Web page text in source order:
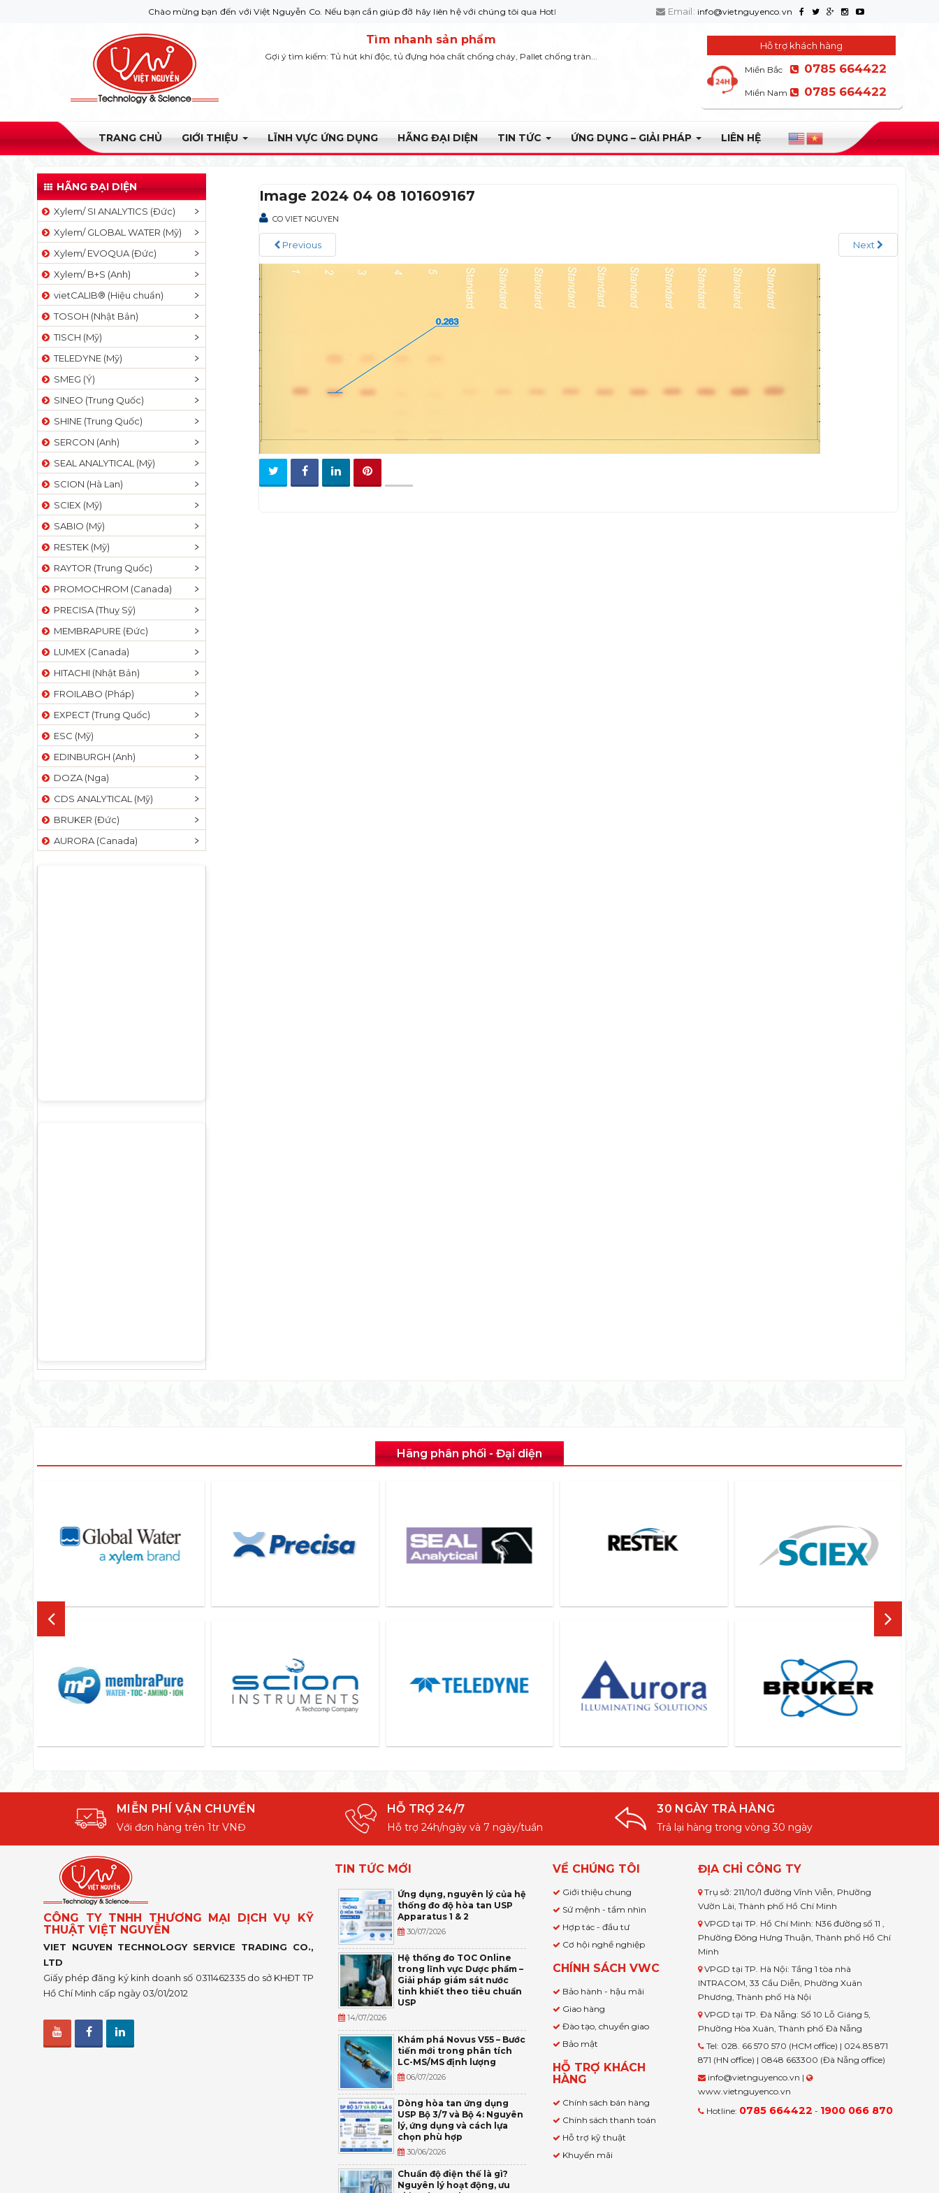
Chào mừng bạn đến với Việt Nguyễn Co. Nếu bạn cần giúp đỡ hãy liên hệ với chúng tôi qua Hotline: 0932 664422 Email: info@vietnguyenco.vn
Tìm nhanh sản phẩm
Gợi ý tìm kiếm: Tủ hút khí độc, tủ đựng hóa chất chống cháy, Pallet chống tràn...
Hỗ trợ khách hàng
Miền Bắc 0785 664422
Miền Nam 0785 664422
TRANG CHỦ GIỚI THIỆU LĨNH VỰC ỨNG DỤNG HÃNG ĐẠI DIỆN TIN TỨC ỨNG DỤNG – GIẢI PHÁP LIÊN HỆ
Image 2024 04 08 101609167
CO VIET NGUYEN
Previous Next
HÃNG ĐẠI DIỆN
Xylem/ SI ANALYTICS (Đức)
Xylem/ GLOBAL WATER (Mỹ)
Xylem/ EVOQUA (Đức)
Xylem/ B+S (Anh)
vietCALIB® (Hiệu chuẩn)
TOSOH (Nhật Bản)
TISCH (Mỹ)
TELEDYNE (Mỹ)
SMEG (Ý)
SINEO (Trung Quốc)
SHINE (Trung Quốc)
SERCON (Anh)
SEAL ANALYTICAL (Mỹ)
SCION (Hà Lan)
SCIEX (Mỹ)
SABIO (Mỹ)
RESTEK (Mỹ)
RAYTOR (Trung Quốc)
PROMOCHROM (Canada)
PRECISA (Thuỵ Sỹ)
MEMBRAPURE (Đức)
LUMEX (Canada)
HITACHI (Nhật Bản)
FROILABO (Pháp)
EXPECT (Trung Quốc)
ESC (Mỹ)
EDINBURGH (Anh)
DOZA (Nga)
CDS ANALYTICAL (Mỹ)
BRUKER (Đức)
AURORA (Canada)
Hãng phân phối - Đại diện
MIỄN PHÍ VẬN CHUYỂN
Với đơn hàng trên 1tr VNĐ
HỖ TRỢ 24/7
Hỗ trợ 24h/ngày và 7 ngày/tuần
30 NGÀY TRẢ HÀNG
Trả lại hàng trong vòng 30 ngày
CÔNG TY TNHH THƯƠNG MẠI DỊCH VỤ KỸ
THUẬT VIỆT NGUYỄN
VIET NGUYEN TECHNOLOGY SERVICE TRADING CO.,
LTD
Giấy phép đăng ký kinh doanh số 0311462335 do sở KHĐT TP
Hồ Chí Minh cấp ngày 03/01/2012
TIN TỨC MỚI
Ứng dụng, nguyên lý của hệ
thống đo độ hòa tan USP
Apparatus 1 & 2
30/07/2026
Hệ thống đo TOC Online
trong lĩnh vực Dược phẩm –
Giải pháp giám sát nước
tinh khiết theo tiêu chuẩn
USP
14/07/2026
Khám phá Novus V55 – Bước
tiến mới trong phân tích
LC-MS/MS định lượng
06/07/2026
Dòng hòa tan ứng dụng
USP Bộ 3/7 và Bộ 4: Nguyên
lý, ứng dụng và cách lựa
chọn phù hợp
30/06/2026
Chuẩn độ điện thế là gì?
Nguyên lý hoạt động, ưu
VỀ CHÚNG TÔI
Giới thiệu chung
Sứ mệnh - tầm nhìn
Hợp tác - đầu tư
Cơ hội nghề nghiệp
CHÍNH SÁCH VWC
Bảo hành - hậu mãi
Giao hàng
Đào tạo, chuyển giao
Bảo mật
HỖ TRỢ KHÁCH
HÀNG
Chính sách bán hàng
Chính sách thanh toán
Hỗ trợ kỹ thuật
Khuyến mãi
ĐỊA CHỈ CÔNG TY
Trụ sở: 211/10/1 đường Vĩnh Viễn, Phường
Vườn Lài, Thành phố Hồ Chí Minh
VPGD tại TP. Hồ Chí Minh: N36 đường số 11 ,
Phường Đông Hưng Thuận, Thành phố Hồ Chí
Minh
VPGD tại TP. Hà Nội: Tầng 1 tòa nhà
INTRACOM, 33 Cầu Diễn, Phường Xuân
Phương, Thành phố Hà Nội
VPGD tại TP. Đà Nẵng: Số 10 Lỗ Giáng 5,
Phường Hòa Xuân, Thành phố Đà Nẵng
Tel: 028. 66 570 570 (HCM office) | 024.85 871
871 (HN office) | 0848 663300 (Đà Nẵng office)
info@vietnguyenco.vn |
www.vietnguyenco.vn
Hotline: 0785 664422 - 1900 066 870